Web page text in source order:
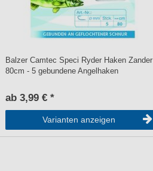
Balzer Camtec Speci Ryder Haken Zander
80cm - 5 gebundene Angelhaken
ab 3,99 € *
Varianten anzeigen